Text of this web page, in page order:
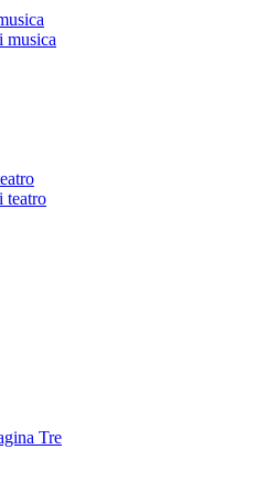
musica
teatro
Tre